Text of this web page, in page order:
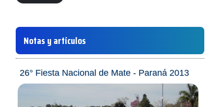
Notas y artículos
26° Fiesta Nacional de Mate - Paraná 2013